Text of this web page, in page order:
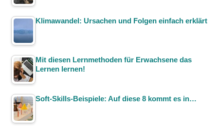
Klimawandel: Ursachen und Folgen einfach erklärt
Mit diesen Lernmethoden für Erwachsene das
Lernen lernen!
Soft-Skills-Beispiele: Auf diese 8 kommt es in…